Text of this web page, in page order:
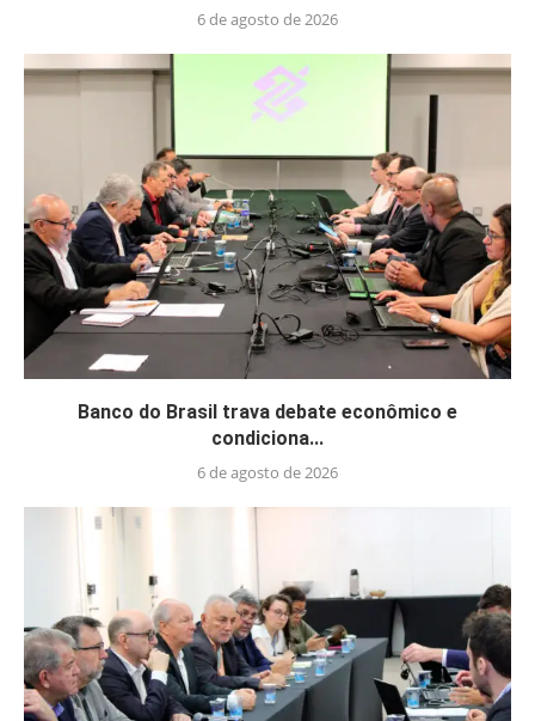
6 de agosto de 2026
Banco do Brasil trava debate econômico e
condiciona...
6 de agosto de 2026